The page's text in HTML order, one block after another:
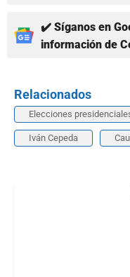
✔️ Síganos en
información de
Relacionados
Elecciones
Iván Cepeda